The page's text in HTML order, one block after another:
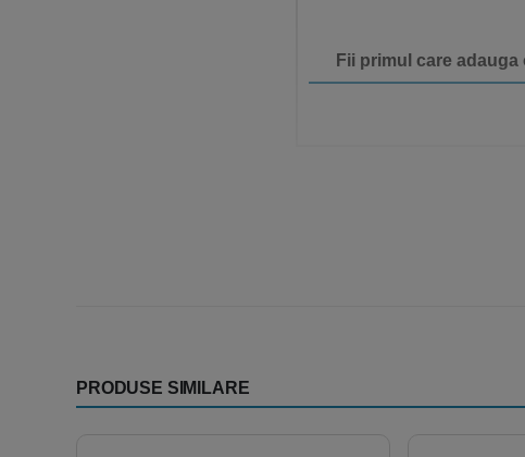
Fii primul care
PRODUSE SIMILARE